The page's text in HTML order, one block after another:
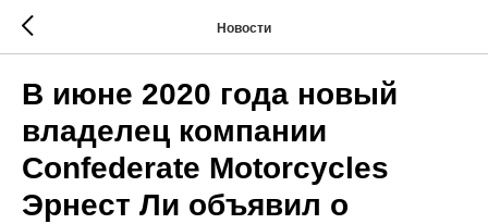
Новости
В июне 2020 года новый
владелец компании
Confederate Motorcycles
Эрнест Ли объявил о